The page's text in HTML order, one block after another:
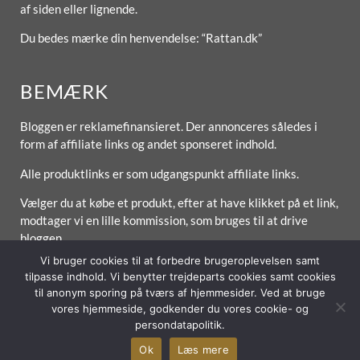
af siden eller lignende.
Du bedes mærke din henvendelse: “Rattan.dk”
BEMÆRK
Bloggen er reklamefinansieret. Der annonceres således i
form af affiliate links og andet sponseret indhold.
Alle produktlinks er som udgangspunkt affiliate links.
Vælger du at købe et produkt, efter at have klikket på et link,
modtager vi en lille kommission, som bruges til at drive
bloggen.
Forside Om / Kontakt Betingelser
© 2026 Lytt Digital ApS
Vi bruger cookies til at forbedre brugeroplevelsen samt
tilpasse indhold. Vi benytter trejdeparts cookies samt cookies
til anonym sporing på tværs af hjemmesider. Ved at bruge
vores hjemmeside, godkender du vores cookie- og
persondatapolitik.
Ok
Læs mere